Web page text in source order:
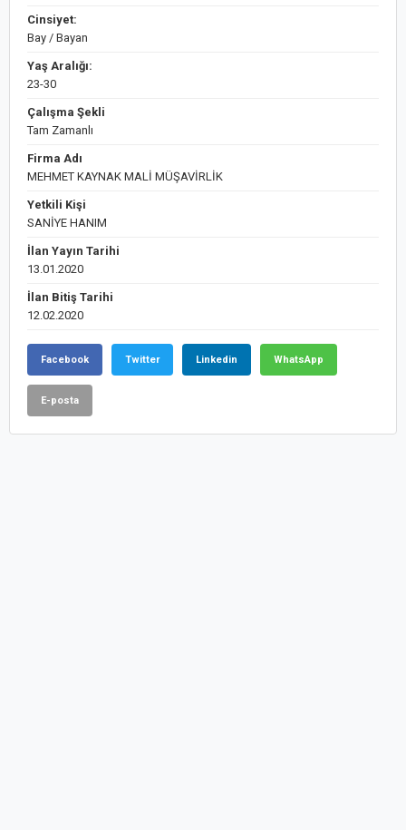
Cinsiyet:
Bay / Bayan
Yaş Aralığı:
23-30
Çalışma Şekli
Tam Zamanlı
Firma Adı
MEHMET KAYNAK MALİ MÜŞAVİRLİK
Yetkili Kişi
SANİYE HANIM
İlan Yayın Tarihi
13.01.2020
İlan Bitiş Tarihi
12.02.2020
Facebook Twitter Linkedin WhatsApp
E-posta